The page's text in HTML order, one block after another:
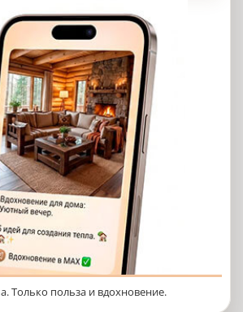
Только польза и вдохновение.